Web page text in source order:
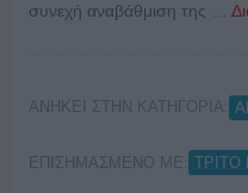
συνεχή αναβάθμιση της …
ΑΝΗΚΕΙ ΣΤΗΝ ΚΑΤΗΓΟΡΙΑ:
ΕΠΙΣΗΜΑΣΜΕΝΟ ΜΕ: